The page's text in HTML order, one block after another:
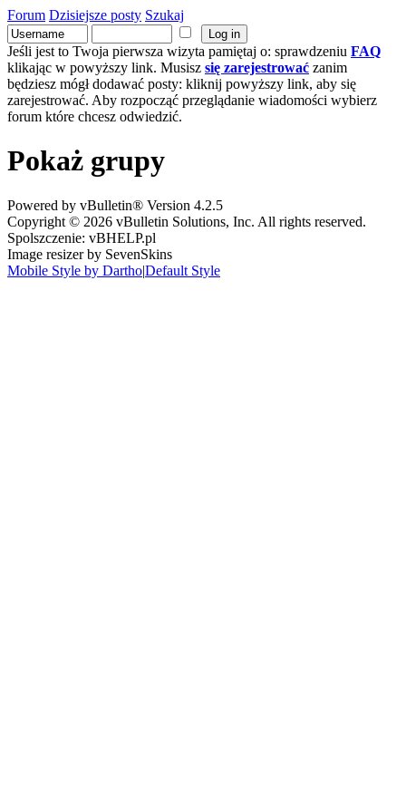
Forum Dzisiejsze posty Szukaj
Jeśli jest to Twoja pierwsza wizyta pamiętaj o: sprawdzeniu FAQ
klikając w powyższy link. Musisz się zarejestrować zanim
będziesz mógł dodawać posty: kliknij powyższy link, aby się
zarejestrować. Aby rozpocząć przeglądanie wiadomości wybierz
forum które chcesz odwiedzić.
Pokaż grupy
Powered by vBulletin® Version 4.2.5
Copyright © 2026 vBulletin Solutions, Inc. All rights reserved.
Spolszczenie: vBHELP.pl
Image resizer by SevenSkins
Mobile Style by Dartho|Default Style